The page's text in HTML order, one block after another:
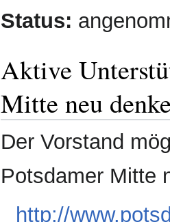
Status:
Aktive
Mitte neu
Der Vorstand
Potsdamer Mitte
http://